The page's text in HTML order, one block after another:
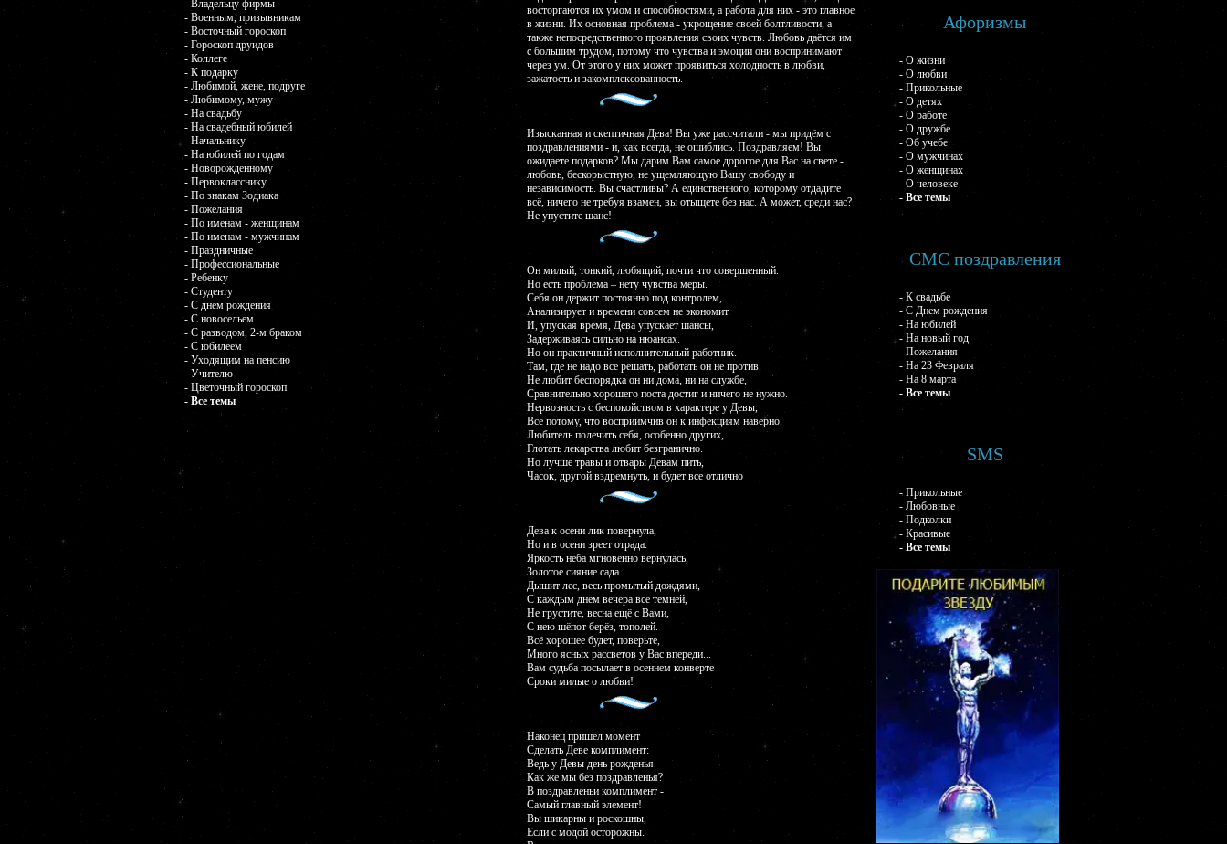
- Владельцу фирмы
- Военным, призывникам
- Восточный гороскоп
- Гороскоп друидов
- Коллеге
- К подарку
- Любимой, жене, подруге
- Любимому, мужу
- На свадьбу
- На свадебный юбилей
- Начальнику
- На юбилей по годам
- Новорожденному
- Первокласснику
- По знакам Зодиака
- Пожелания
- По именам - женщинам
- По именам - мужчинам
- Праздничные
- Профессиональные
- Ребенку
- Студенту
- С днем рождения
- С новосельем
- С разводом, 2-м браком
- С юбилеем
- Уходящим на пенсию
- Учителю
- Цветочный гороскоп
- Все темы
восторгаются их умом и способностями, а работа для них - это главное
в жизни. Их основная проблема - укрощение своей болтливости, а
также непосредственного проявления своих чувств. Любовь даётся им
с большим трудом, потому что чувства и эмоции они воспринимают
через ум. От этого у них может проявиться холодность в любви,
зажатость и закомплексованность.
Изысканная и скептичная Дева! Вы уже рассчитали - мы придём с
поздравлениями - и, как всегда, не ошиблись. Поздравляем! Вы
ожидаете подарков? Мы дарим Вам самое дорогое для Вас на свете -
любовь, бескорыстную, не ущемляющую Вашу свободу и
независимость. Вы счастливы? А единственного, которому отдадите
всё, ничего не требуя взамен, вы отыщете без нас. А может, среди нас?
Не упустите шанс!
Он милый, тонкий, любящий, почти что совершенный.
Но есть проблема – нету чувства меры.
Себя он держит постоянно под контролем,
Анализирует и времени совсем не экономит.
И, упуская время, Дева упускает шансы,
Задерживаясь сильно на нюансах.
Но он практичный исполнительный работник.
Там, где не надо все решать, работать он не против.
Не любит беспорядка он ни дома, ни на службе,
Сравнительно хорошего поста достиг и ничего не нужно.
Нервозность с беспокойством в характере у Девы,
Все потому, что восприимчив он к инфекциям наверно.
Любитель полечить себя, особенно других,
Глотать лекарства любит безгранично.
Но лучше травы и отвары Девам пить,
Часок, другой вздремнуть, и будет все отлично
Дева к осени лик повернула,
Но и в осени зреет отрада:
Яркость неба мгновенно вернулась,
Золотое сияние сада...
Дышит лес, весь промытый дождями,
С каждым днём вечера всё темней,
Не грустите, весна ещё с Вами,
С нею шёпот берёз, тополей.
Всё хорошее будет, поверьте,
Много ясных рассветов у Вас впереди...
Вам судьба посылает в осеннем конверте
Сроки милые о любви!
Наконец пришёл момент
Сделать Деве комплимент:
Ведь у Девы день рожденья -
Как же мы без поздравленья?
В поздравленьи комплимент -
Самый главный элемент!
Вы шикарны и роскошны,
Если с модой осторожны.
Афоризмы
- О жизни
- О любви
- Прикольные
- О детях
- О работе
- О дружбе
- Об учебе
- О мужчинах
- О женщинах
- О человеке
- Все темы
СМС поздравления
- К свадьбе
- С Днем рождения
- На юбилей
- На новый год
- Пожелания
- На 23 Февраля
- На 8 марта
- Все темы
SMS
- Прикольные
- Любовные
- Подколки
- Красивые
- Все темы